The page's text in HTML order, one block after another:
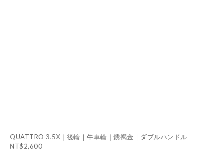
QUATTRO 3.5X｜筏輪｜牛車輪｜銹褐金｜ダブルハンドル
NT$2,600